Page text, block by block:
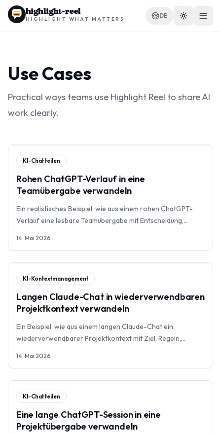
highlight-reel
HIGHLIGHT WHAT MATTERS DE
Blog
Vorlagen
Anwendungsfälle
Erweiterung
Use Cases
Practical ways teams use Highlight Reel to share AI
work clearly.
KI-Chat teilen
Rohen ChatGPT-Verlauf in eine
Teamübergabe verwandeln
Ein realistisches Beispiel, wie aus einem rohen ChatGPT-
Verlauf eine lesbare Teamübergabe mit Entscheidung,
14. Mai 2026
KI-Kontextmanagement
Langen Claude-Chat in wiederverwendbaren
Projektkontext verwandeln
Ein Beispiel, wie aus einem langen Claude-Chat ein
wiederverwendbarer Projektkontext mit Ziel, Regeln,
14. Mai 2026
KI-Chat teilen
Eine lange ChatGPT-Session in eine
Projektübergabe verwandeln